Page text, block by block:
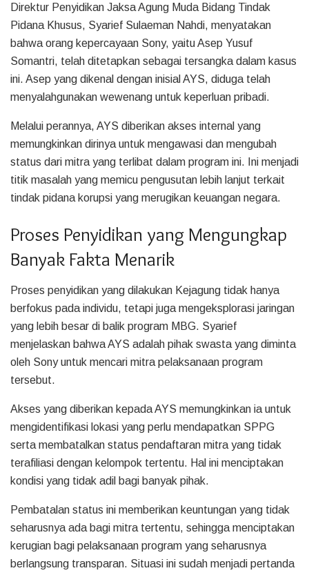
Direktur Penyidikan Jaksa Agung Muda Bidang Tindak
Pidana Khusus, Syarief Sulaeman Nahdi, menyatakan
bahwa orang kepercayaan Sony, yaitu Asep Yusuf
Somantri, telah ditetapkan sebagai tersangka dalam kasus
ini. Asep yang dikenal dengan inisial AYS, diduga telah
menyalahgunakan wewenang untuk keperluan pribadi.
Melalui perannya, AYS diberikan akses internal yang
memungkinkan dirinya untuk mengawasi dan mengubah
status dari mitra yang terlibat dalam program ini. Ini menjadi
titik masalah yang memicu pengusutan lebih lanjut terkait
tindak pidana korupsi yang merugikan keuangan negara.
Proses Penyidikan yang Mengungkap
Banyak Fakta Menarik
Proses penyidikan yang dilakukan Kejagung tidak hanya
berfokus pada individu, tetapi juga mengeksplorasi jaringan
yang lebih besar di balik program MBG. Syarief
menjelaskan bahwa AYS adalah pihak swasta yang diminta
oleh Sony untuk mencari mitra pelaksanaan program
tersebut.
Akses yang diberikan kepada AYS memungkinkan ia untuk
mengidentifikasi lokasi yang perlu mendapatkan SPPG
serta membatalkan status pendaftaran mitra yang tidak
terafiliasi dengan kelompok tertentu. Hal ini menciptakan
kondisi yang tidak adil bagi banyak pihak.
Pembatalan status ini memberikan keuntungan yang tidak
seharusnya ada bagi mitra tertentu, sehingga menciptakan
kerugian bagi pelaksanaan program yang seharusnya
berlangsung transparan. Situasi ini sudah menjadi pertanda